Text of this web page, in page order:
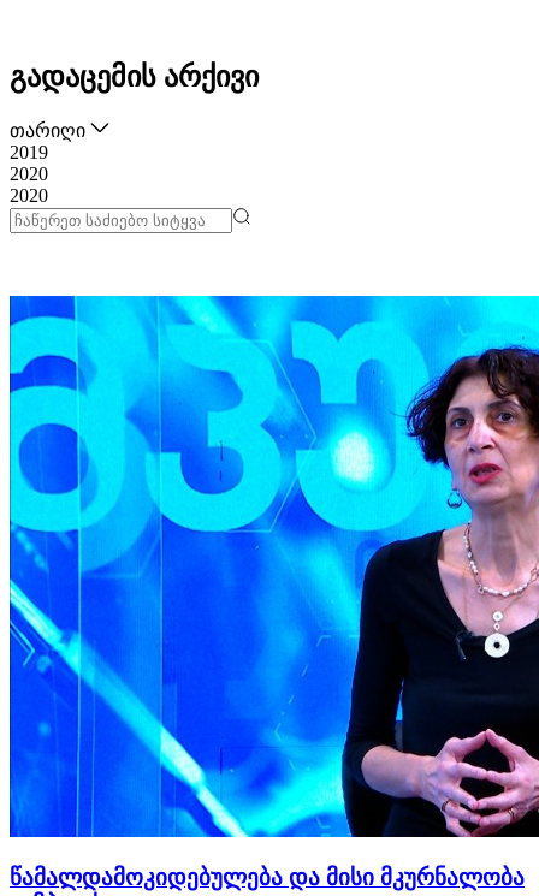
გადაცემის არქივი
თარიღი
2019
2020
2020
წამალდამოკიდებულება და მისი მკურნალობა